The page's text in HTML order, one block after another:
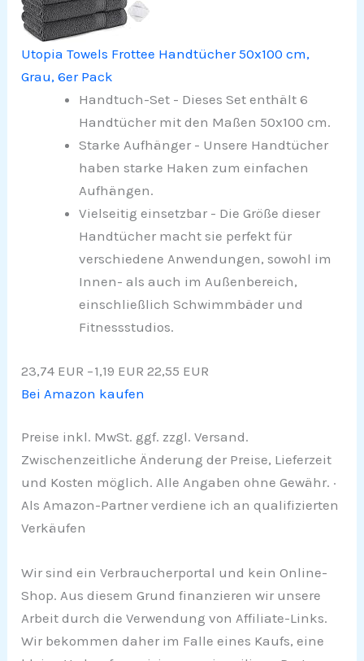
Utopia Towels Frottee Handtücher 50x100 cm,
Grau, 6er Pack
Handtuch-Set - Dieses Set enthält 6
Handtücher mit den Maßen 50x100 cm.
Starke Aufhänger - Unsere Handtücher
haben starke Haken zum einfachen
Aufhängen.
Vielseitig einsetzbar - Die Größe dieser
Handtücher macht sie perfekt für
verschiedene Anwendungen, sowohl im
Innen- als auch im Außenbereich,
einschließlich Schwimmbäder und
Fitnessstudios.
23,74 EUR −1,19 EUR 22,55 EUR
Bei Amazon kaufen
Preise inkl. MwSt. ggf. zzgl. Versand.
Zwischenzeitliche Änderung der Preise, Lieferzeit
und Kosten möglich. Alle Angaben ohne Gewähr. ·
Als Amazon-Partner verdiene ich an qualifizierten
Verkäufen
Wir sind ein Verbraucherportal und kein Online-
Shop. Aus diesem Grund finanzieren wir unsere
Arbeit durch die Verwendung von Affiliate-Links.
Wir bekommen daher im Falle eines Kaufs, eine